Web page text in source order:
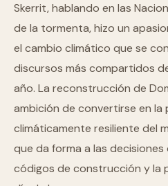
Skerrit, hablando en las
de la tormenta, hizo un
el cambio climático que se
discursos más compartidos de
año. La reconstrucción de
ambición de convertirse en la
climáticamente resiliente del
que da forma a las decisiones
códigos de construcción y la